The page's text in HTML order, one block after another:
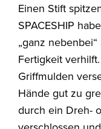
Einen Stift
SPACESHIP
„ganz
Fertigkeit
Griffmulden
Hände gut zu
durch ein Dreh-